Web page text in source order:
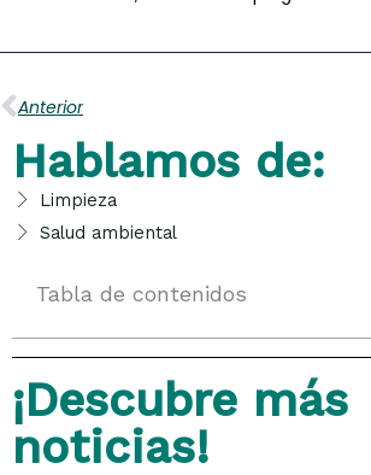
Ant
Anterior
Hablamos de:
Limpieza
Salud ambiental
Tabla de contenidos
¡Descubre más
noticias!